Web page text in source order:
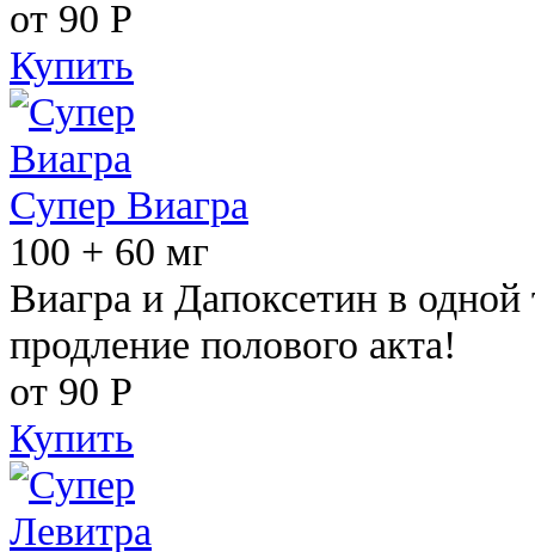
от 90 Р
Купить
Супер Виагра
100 + 60 мг
Виагра и Дапоксетин в одной
продление полового акта!
от 90 Р
Купить